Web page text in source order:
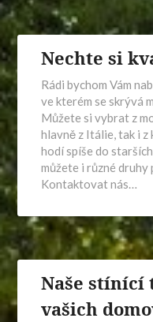
Nechte si
Rádi bychom Vám
ve kterém se skrývá
Můžete si vybrat z
hlavně z Itálie, tak i z
hodí spíše do
můžete i různé druhy
Kontaktovat nás…
Naše stínící
vašich